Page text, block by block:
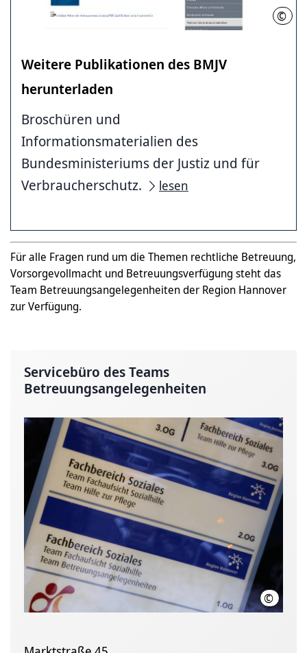
© BMJV
Weitere Publikationen des BMJV
herunterladen
Broschüren und
Informationsmaterialien des
Bundesministeriums der Justiz und für
Verbraucherschutz.
lesen
Für alle Fragen rund um die Themen rechtliche Betreuung,
Vorsorgevollmacht und Betreuungsverfügung steht das
Team Betreuungsangelegenheiten der Region Hannover
zur Verfügung.
Servicebüro des Teams
Betreuungsangelegenheiten
© Region